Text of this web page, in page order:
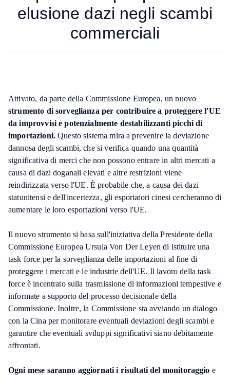
elusione dazi negli scambi
commerciali
Attivato, da parte della Commissione Europea, un nuovo
strumento di sorveglianza per contribuire a proteggere l'UE
da improvvisi e potenzialmente destabilizzanti picchi di
importazioni.Questo sistema mira a prevenire la deviazione
dannosa degli scambi, che si verifica quando una quantità
significativa di merci che non possono entrare in altri mercati a
causa di dazi doganali elevati e altre restrizioni viene
reindirizzata verso l'UE. È probabile che, a causa dei dazi
statunitensi e dell'incertezza, gli esportatori cinesi cercheranno di
aumentare le loro esportazioni verso l'UE.
Il nuovo strumento si basa sull'iniziativa della Presidente della
Commissione Europea Ursula Von Der Leyen di istituire una
task force per la sorveglianza delle importazioni al fine di
proteggere i mercati e le industrie dell'UE. Il lavoro della task
force è incentrato sulla trasmissione di informazioni tempestive e
informate a supporto del processo decisionale della
Commissione. Inoltre, la Commissione sta avviando un dialogo
con la Cina per monitorare eventuali deviazioni degli scambi e
garantire che eventuali sviluppi significativi siano debitamente
affrontati.
Ogni mese saranno aggiornati i risultati del monitoraggio e